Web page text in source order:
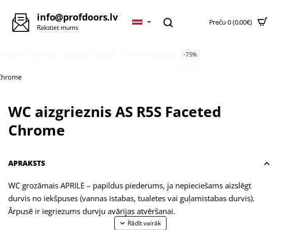
info@profdoors.lv
Rakstiet mums
Preču 0 (0.00€)
-75%
WC aizgrieznis AS R5S Faceted
Chrome
APRAKSTS
WC grozāmais APRILE – papildus piederums, ja nepieciešams aizslēgt
durvis no iekšpuses (vannas istabas, tualetes vai guļamistabas durvis).
Ārpusē ir iegriezums durvju avārijas atvēršanai.